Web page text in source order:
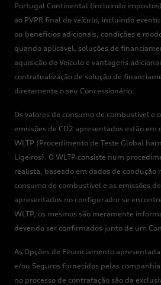
Portugal Continental (incluindo
ao PVPR final do veículo, incluindo
ou benefícios adicionais, condições e
quando aplicável, soluções de
aquisição do Veículo e vantagens
contratualização de solução de
diretamente o seu Concessionário.
Os valores de consumo de combustível e
emissões de CO2 apresentados estão
WLTP (Procedimento de Teste Global
Ligeiros). O WLTP consiste num
realista, baseado em dados de condução
consumo de combustível e as emissões
apresentados no configurador se
WLTP, os mesmos são meramente
devendo ser confirmados junto de um
As Opções de Financiamento
e/ou Seguros fornecidos pelas
no processo de contratação são da